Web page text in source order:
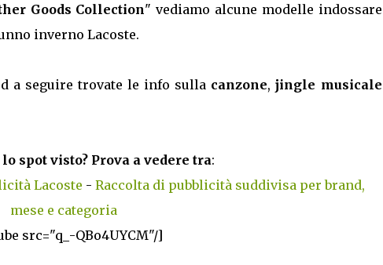
Goods Collection" vediamo alcune modelle indossare
inverno Lacoste.
a seguire trovate le info sulla canzone,jingle musicale
spot visto? Prova a vedere tra:
Lacoste - Raccolta di pubblicità suddivisa per brand,
mese e categoria
src="q_-QBo4UYCM"/]